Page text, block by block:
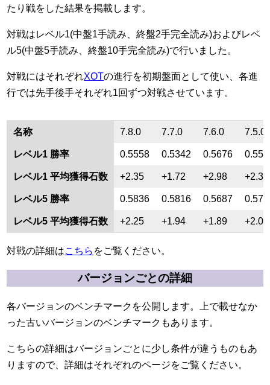
たり戦をした結果を掲載します。
対戦はレベル1(中盤1手読み、終盤2手完全読み)およびレベ
ル5(中盤5手読み、終盤10手完全読み)で行いました。
対戦にはそれぞれXOTの進行を初期盤面として使い、各進
行では先手後手それぞれ1回ずつ対戦させています。
名称 7.8.0 7.7.0 7.6.0 7.5.0
レベル1 勝率 0.5558 0.5342 0.5676
レベル1 平均獲得石数 +2.35 +1.72 +2.98 +2.36
レベル5 勝率 0.5836 0.5816 0.5687
レベル5 平均獲得石数 +2.25 +1.94 +1.89 +2.01
対戦の詳細はこちら をご覧ください。
バージョンごとの詳細
各バージョンのベンチマークを公開します。上で載せなか
った古いバージョンのベンチマークもあります。
こちらの詳細はバージョンごとに少し条件が違うものもあ
りますので、詳細はそれぞれのページをご覧ください。